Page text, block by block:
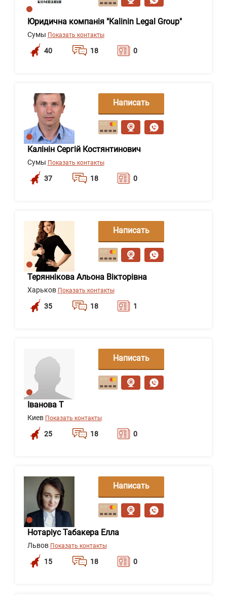
Юридична компанія "Kalinin Legal Group"
Сумы Показать контакты
40 18 0
Калінін Сергій Костянтинович
Сумы Показать контакты
37 18 0
Написать
сообщение
Теряннікова Альона Вікторівна
Харьков Показать контакты
35 18 1
Написать
сообщение
Іванова Т
Киев Показать контакты
25 18 0
Написать
сообщение
Нотаріус Табакера Елла
Львов Показать контакты
15 18 0
Написать
сообщение